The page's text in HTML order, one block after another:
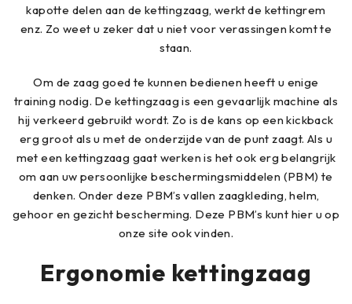
kapotte delen aan de kettingzaag, werkt de kettingrem
enz. Zo weet u zeker dat u niet voor verassingen komt te
staan.
Om de zaag goed te kunnen bedienen heeft u enige
training nodig. De kettingzaag is een gevaarlijk machine als
hij verkeerd gebruikt wordt. Zo is de kans op een kickback
erg groot als u met de onderzijde van de punt zaagt. Als u
met een kettingzaag gaat werken is het ook erg belangrijk
om aan uw persoonlijke beschermingsmiddelen (PBM) te
denken. Onder deze PBM’s vallen zaagkleding, helm,
gehoor en gezicht bescherming. Deze PBM’s kunt hier u op
onze site ook vinden.
Ergonomie kettingzaag